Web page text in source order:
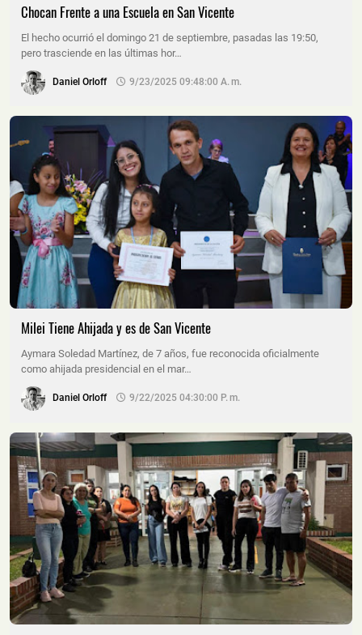
Chocan Frente a una Escuela en San Vicente
El hecho ocurrió el domingo 21 de septiembre, pasadas las 19:50,
pero trasciende en las últimas hor…
Daniel Orloff 9/23/2025 09:48:00 A. M.
Milei Tiene Ahijada y es de San Vicente
Aymara Soledad Martínez, de 7 años, fue reconocida oficialmente
como ahijada presidencial en el mar…
Daniel Orloff 9/22/2025 04:30:00 P. M.